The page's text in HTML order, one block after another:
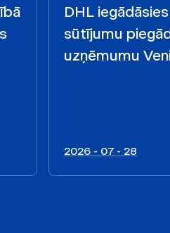
DHL
sūtījumu
uzņēmumu
2026 - 07 - 28